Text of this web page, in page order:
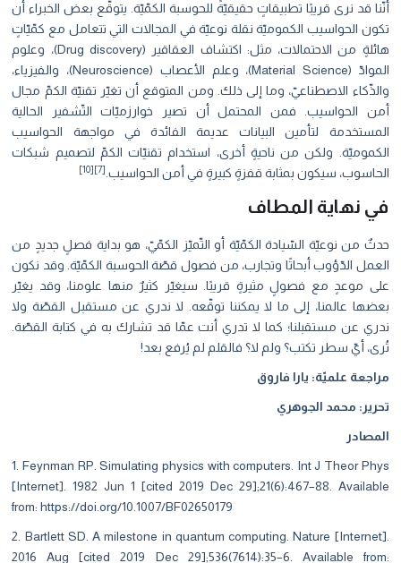
أنّنا قد نرى قريبًا تطبيقاتٍ حقيقيّةً للحوسبة الكمّيّة. يتوقّع بعض الخبراء أن
تكون الحواسيب الكموميّة نقلة نوعيّة في المجالات التي تتعامل مع كمّيّاتٍ
هائلةٍ من الاحتمالات، مثل: اكتشاف العقاقير (Drug discovery)، وعلوم
الموادّ (Material Science)، وعلم الأعصاب (Neuroscience)، والفيزياء،
والذّكاء الاصطناعيّ، وما إلى ذلك. ومن المتوقع أن تغيّر تقنيّة الكمّ مجال
أمن الحواسيب. فمن المحتمل أن تصير خوارزميّات التّشفير الحالية
المستخدمة لتأمين البيانات عديمة الفائدة في مواجهة الحواسيب
الكموميّة. ولكن من ناحيةٍ أخرى، استخدام تقنيّات الكمّ لتصميم شبكات
الحاسوب، سيكون بمثابة قفزةٍ كبيرةٍ في أمن الحواسيب. [7]
[10]
في نهاية المطاف
حدثٌ من نوعيّة السّيادة الكمّيّة أو التّميّز الكمّيّ، هو بداية فصلٍ جديدٍ من
العمل الدّؤوب أبحاتًا وتجارب، من فصول قصّة الحوسبة الكمّيّة. وقد نكون
على موعدٍ مع فصولٍ مثيرةٍ قريبًا. سيغيّر كثيرٌ منها علومنا، وقد يغيّر
بعضها عالمنا، إلى ما لا يمكننا توقّعه. لا ندري عن مستقبل القصّة ولا
ندري عن مستقبلنا؛ كما لا تدري أنت عمّا قد تشارك به في كتابة القصّة.
تُرى، أيّ سطر تكتب؟ ولم لا؟ فالقلم لم يُرفع بعد!
مراجعة علميّة: يارا فاروق
تحرير: محمد الجوهري
المصادر
1. Feynman RP. Simulating physics with computers. Int J Theor Phys
[Internet]. 1982 Jun 1 [cited 2019 Dec 29];21(6):467–88. Available
from:https://doi.org/10.1007/BF02650179
2. Bartlett SD. A milestone in quantum computing. Nature [Internet].
2016 Aug [cited 2019 Dec 29];536(7614):35–6. Available from: